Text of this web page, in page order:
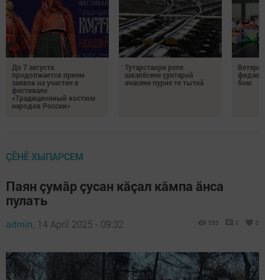
До 7 августа
продолжается прием
заявок на участие в
фестивале
«Традиционный костюм
народов России»
Тутарстанри реле
шкапӗсене çунтарнă
ачасене пурне те тытнă
бою
ÇӖНӖ ХЫПАРСЕМ
Паян çумăр çусан кăçал кăмпа ăнса
пулать
admin, 14 April 2025 - 09:32 553 0 0